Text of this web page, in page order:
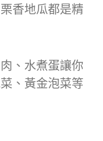
香地瓜都是精
、水煮蛋讓你
、黃金泡菜等